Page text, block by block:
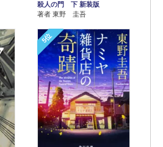
殺人の門 下 新装版
著者 東野 圭吾
5位